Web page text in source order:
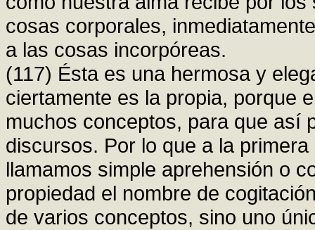
cosas corporales,
a las cosas incorpóreas.
(117) Ésta es una hermosa y
ciertamente es la propia, porque
muchos conceptos, para que así
discursos. Por lo que a la
llamamos simple aprehensión o
propiedad el nombre de
de varios conceptos, sino uno